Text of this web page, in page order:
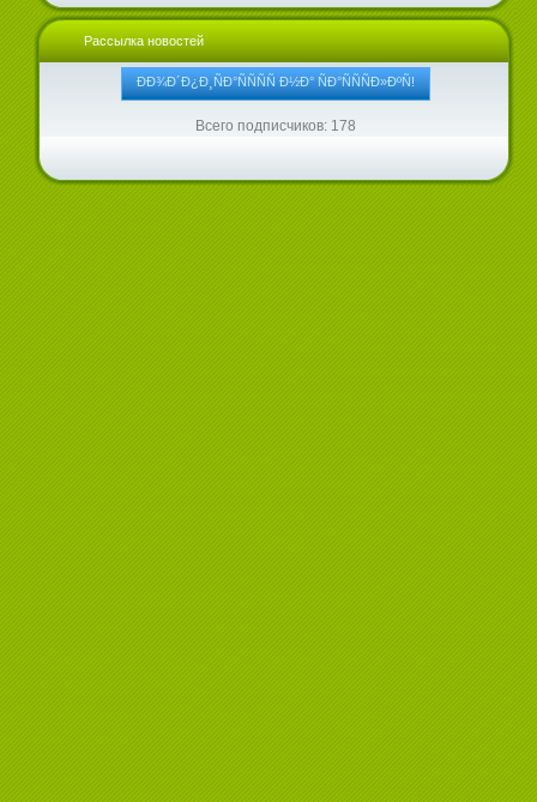
Рассылка новостей
Всего подписчиков: 178